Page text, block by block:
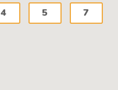
4 5 7